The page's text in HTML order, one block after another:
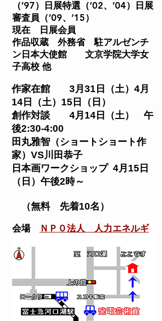
（’97）日展特選（’02、’04）日展
審査員（’09、’15）
現在 日展会員
作品収蔵 外務省 駐アルゼンチ
ン日本大使館 文京学院大学女
子高校 他
作家在館 3月31日（土）4月
14日（土）15日（日）
創作対談 4月14日（土） 午
後2:30-4:00
田丸雅智（ショートショート作
家）VS川田恭子
日本画ワークショップ 4月15日
（日）午後2時～
（無料 先着10名）
会場
ＮＰ０法人 人力エネルギ
401-0301
山梨県富士河口湖町船
080-3382-9910